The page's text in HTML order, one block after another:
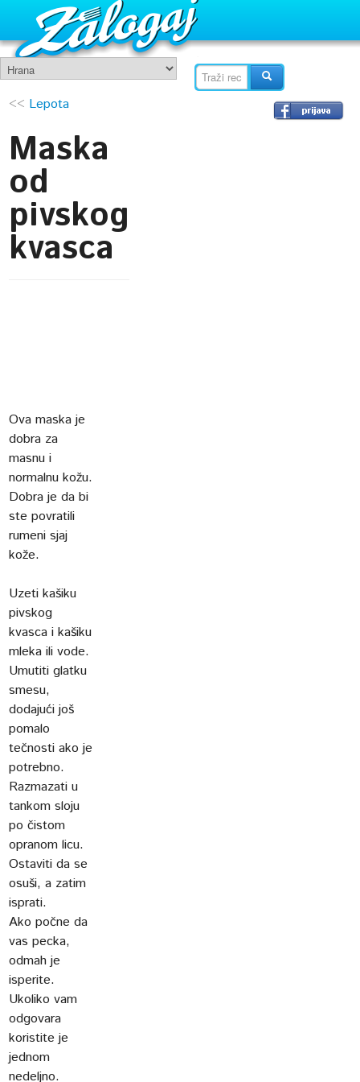
<< Lepota
Maska
od
pivskog
kvasca
Ova maska je
dobra za
masnu i
normalnu kožu.
Dobra je da bi
ste povratili
rumeni sjaj
kože.
Uzeti kašiku
pivskog
kvasca i kašiku
mleka ili vode.
Umutiti glatku
smesu,
dodajući još
pomalo
tečnosti ako je
potrebno.
Razmazati u
tankom sloju
po čistom
opranom licu.
Ostaviti da se
osuši, a zatim
isprati.
Ako počne da
vas pecka,
odmah je
isperite.
Ukoliko vam
odgovara
koristite je
jednom
nedeljno.